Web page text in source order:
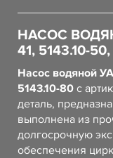
НАСОС
41, 5143.10-
Насос водяной
5143.10-80 с
деталь,
выполнена из
долгосрочную
обеспечения